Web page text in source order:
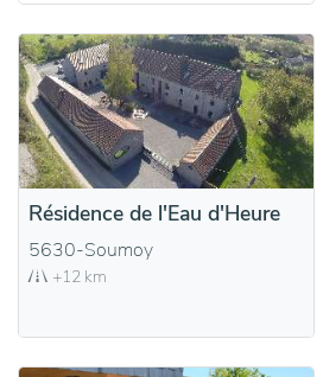
Résidence de l'Eau d'Heure
5630-Soumoy
+12 km